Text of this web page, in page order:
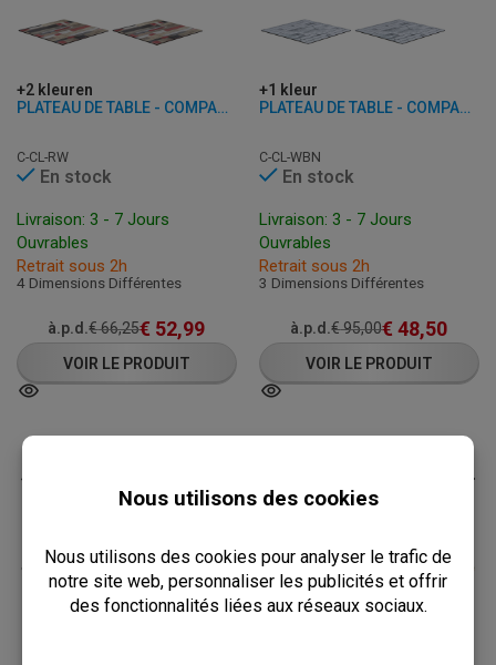
+2 kleuren
PLATEAU DE TABLE - COMPACT REDDENWOOD - 12 MM D'ÉPAISSEUR
C-CL-RW
En stock
Livraison: 3 - 7 Jours
Ouvrables
Retrait sous 2h
4 Dimensions Différentes
à.p.d.€66,25€ 52,99
VOIR LE PRODUIT
+1 kleur
PLATEAU DE TABLE - COMPACT WHITE BLOCK - 12 MM D’ÉPAISSEUR
C-CL-WBN
En stock
Livraison: 3 - 7 Jours
Ouvrables
Retrait sous 2h
3 Dimensions Différentes
à.p.d.€95,00€ 48,50
VOIR LE PRODUIT